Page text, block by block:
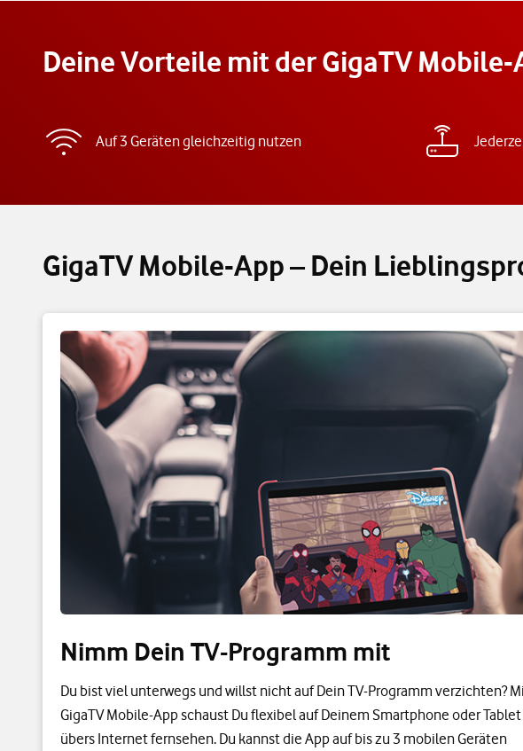
Deine Vorteile mit der GigaTV Mobile-
Auf 3 Geräten gleichzeitig nutzen
GigaTV Mobile-App – Dein
Nimm Dein TV-Programm mit
Du bist viel unterwegs und willst nicht auf Dein TV-Programm verzichten?
GigaTV Mobile-App schaust Du flexibel auf Deinem Smartphone oder
übers Internet fernsehen. Du kannst die App auf bis zu 3 mobilen Geräten